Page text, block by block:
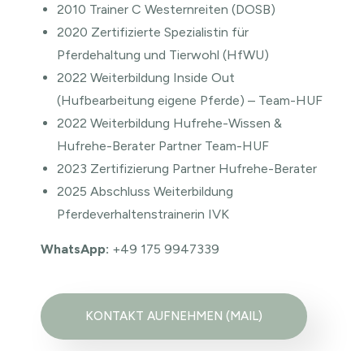
2010 Trainer C Westernreiten (DOSB)
2020 Zertifizierte Spezialistin für
Pferdehaltung und Tierwohl (HfWU)
2022 Weiterbildung Inside Out
(Hufbearbeitung eigene Pferde) – Team-HUF
2022 Weiterbildung Hufrehe-Wissen &
Hufrehe-Berater Partner Team-HUF
2023 Zertifizierung Partner Hufrehe-Berater
2025 Abschluss Weiterbildung
Pferdeverhaltenstrainerin IVK
WhatsApp: +49 175 9947339
KONTAKT AUFNEHMEN (MAIL)